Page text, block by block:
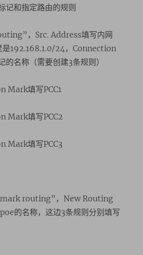
记和指定路由的规则
，Src. Address填写内网
是192.168.1.0/24，Connection
名称（需要创建3条规则）
Mark填写PCC1
Mark填写PCC2
Mark填写PCC3
routing”，New Routing
的名称，这边3条规则分别填写